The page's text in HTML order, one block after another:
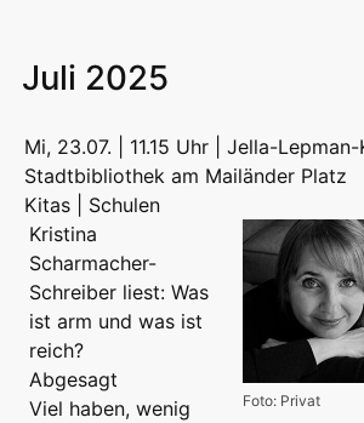
Juli 2025
Mi, 23.07. | 11.15 Uhr | Jella-Lepman-
Stadtbibliothek am Mailänder Platz
Kitas | Schulen
Foto: Privat
Kristina
Scharmacher-
Schreiber liest: Was
ist arm und was ist
reich?
Abgesagt
Viel haben, wenig